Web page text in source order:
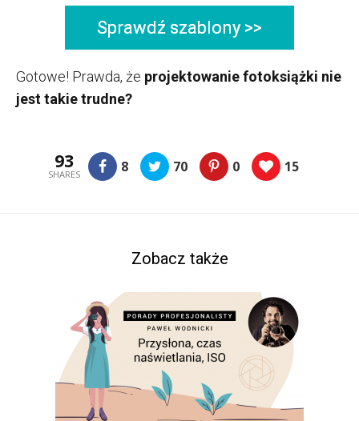
Sprawdź szablony >>
Gotowe! Prawda, że projektowanie fotoksiążki nie
jest takie trudne?
93
SHARES 8 70 0 15
Zobacz także